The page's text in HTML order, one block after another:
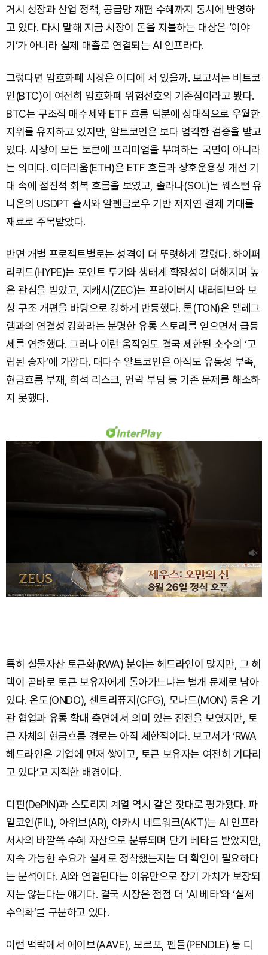
거시 성장과 산업 정책, 공급망 재편 수혜까지 동시에 반영하
고 있다. 다시 말해 지금 시장이 돈을 지불하는 대상은 ‘이야
기’가 아니라 실제 매출로 연결되는 AI 인프라다.
그렇다면 암호화폐 시장은 어디에 서 있을까. 보고서는 비트코
인(BTC)이 여전히 암호화폐 위험선호의 기준점이라고 봤다.
BTC는 구조적 매수세와 ETF 흐름 덕분에 상대적으로 우월한
지위를 유지하고 있지만, 알트코인은 보다 엄격한 검증을 받고
있다. 시장이 모든 토큰에 프리미엄을 부여하는 국면이 아니라
는 의미다. 이더리움(ETH)은 ETF 흐름과 상호운용성 개선 기
대 속에 점진적 회복 흐름을 보였고, 솔라나(SOL)는 웨스턴 유
니온의 USDPT 출시와 알펜글로우 기반 저지연 결제 기대를
재료로 주목받았다.
반면 개별 프로젝트별로는 성격이 더 뚜렷하게 갈렸다. 하이퍼
리퀴드(HYPE)는 포인트 투기와 생태계 확장성이 더해지며 높
은 관심을 받았고, 지캐시(ZEC)는 프라이버시 내러티브와 보
상 구조 개편을 바탕으로 강하게 반등했다. 톤(TON)은 텔레그
램과의 연결성 강화라는 분명한 유통 스토리를 얻으면서 급등
세를 연출했다. 그러나 이런 움직임도 결국 제한된 소수의 ‘고
립된 승자’에 가깝다. 대다수 알트코인은 아직도 유동성 부족,
현금흐름 부재, 희석 리스크, 언락 부담 등 기존 문제를 해소하
지 못했다.
특히 실물자산 토큰화(RWA) 분야는 헤드라인이 많지만, 그 혜
택이 곧바로 토큰 보유자에게 돌아가느냐는 별개 문제로 남아
있다. 온도(ONDO), 센트리퓨지(CFG), 모나드(MON) 등은 기
관 협업과 유통 확대 측면에서 의미 있는 진전을 보였지만, 토
큰 자체의 현금흐름 경로는 아직 제한적이다. 보고서가 ‘RWA
헤드라인은 기업에 먼저 쌓이고, 토큰 보유자는 여전히 기다리
고 있다’고 지적한 배경이다.
디핀(DePIN)과 스토리지 계열 역시 같은 잣대로 평가됐다. 파
일코인(FIL), 아위브(AR), 아카시 네트워크(AKT)는 AI 인프라
서사의 바깥쪽 수혜 자산으로 분류되며 단기 베타를 받았지만,
지속 가능한 수요가 실제로 정착했는지는 더 확인이 필요하다
는 분석이다. AI와 연결된다는 이유만으로 장기 가치가 보장되
지는 않는다는 얘기다. 결국 시장은 점점 더 ‘AI 베타’와 ‘실제
수익화’를 구분하고 있다.
이런 맥락에서 에이브(AAVE), 모르포, 펜들(PENDLE) 등 디